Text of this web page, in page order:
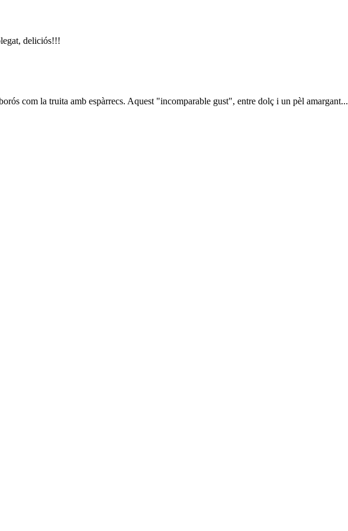
deliciós!!!
com la truita amb espàrrecs. Aquest "incomparable gust", entre dolç i un pèl amargant...